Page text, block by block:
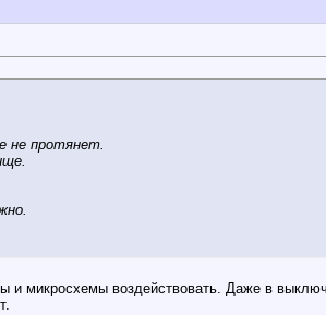
не протянет.
и микросхемы воздействовать. Даже в